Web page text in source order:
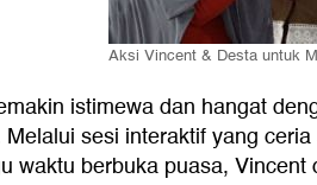
Aksi Vincent & Desta untuk
istimewa dan hangat
sesi interaktif yang
waktu berbuka puasa,